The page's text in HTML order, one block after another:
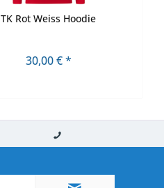
TK Rot Weiss Hoodie
30,00 € *